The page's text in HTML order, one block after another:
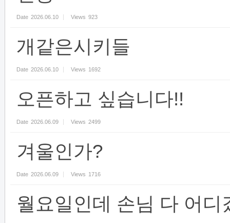
Date 2026.06.10 Views 923
개같은시키들
Date 2026.06.10 Views 1692
오픈하고 싶습니다!!
Date 2026.06.09 Views 2499
겨울인가?
Date 2026.06.09 Views 1716
월요일인데 손님 다 어디